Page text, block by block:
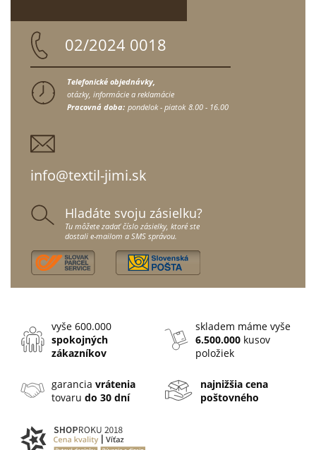
02/2024 0018
Telefonické objednávky,
otázky, informácie a reklamácie
Pracovná doba: pondelok - piatok 8.00 - 16.00
info@textil-jimi.sk
Hladáte svoju zásielku?
Tu môžete zadať číslo zásielky, ktoré ste
dostali e-mailom a SMS správou.
vyše 600.000
spokojných
zákazníkov
skladem máme vyše
6.500.000 kusov
položiek
garanciavrátenia
tovarudo 30 dní
najnižšia cena
poštovného